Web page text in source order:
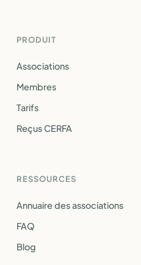
PRODUIT
Associations
Membres
Tarifs
Reçus CERFA
RESSOURCES
Annuaire des associations
FAQ
Blog